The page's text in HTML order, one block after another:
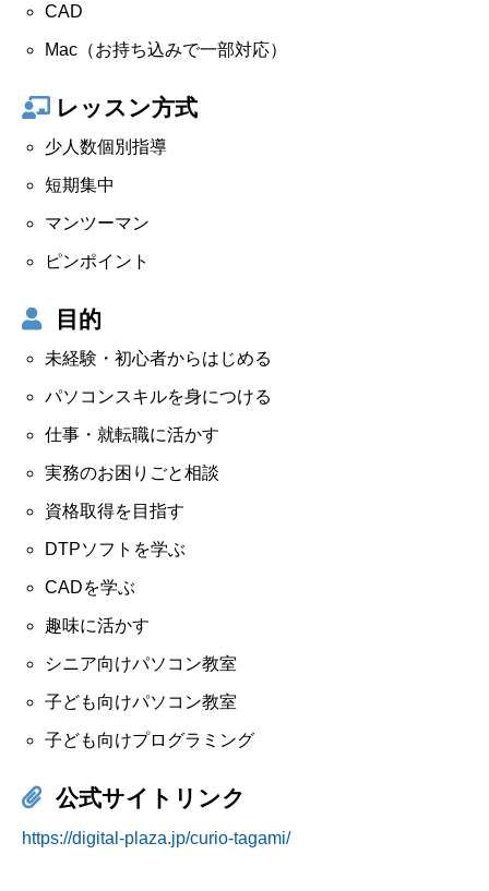
CAD
Mac（お持ち込みで一部対応）
レッスン方式
少人数個別指導
短期集中
マンツーマン
ピンポイント
目的
未経験・初心者からはじめる
パソコンスキルを身につける
仕事・就転職に活かす
実務のお困りごと相談
資格取得を目指す
DTPソフトを学ぶ
CADを学ぶ
趣味に活かす
シニア向けパソコン教室
子ども向けパソコン教室
子ども向けプログラミング
公式サイトリンク
https://digital-plaza.jp/curio-tagami/